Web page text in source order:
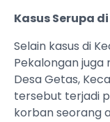
‎Kasus Serupa
‎Selain kasus di
Pekalongan
Desa Getas,
tersebut terjadi
korban seorang